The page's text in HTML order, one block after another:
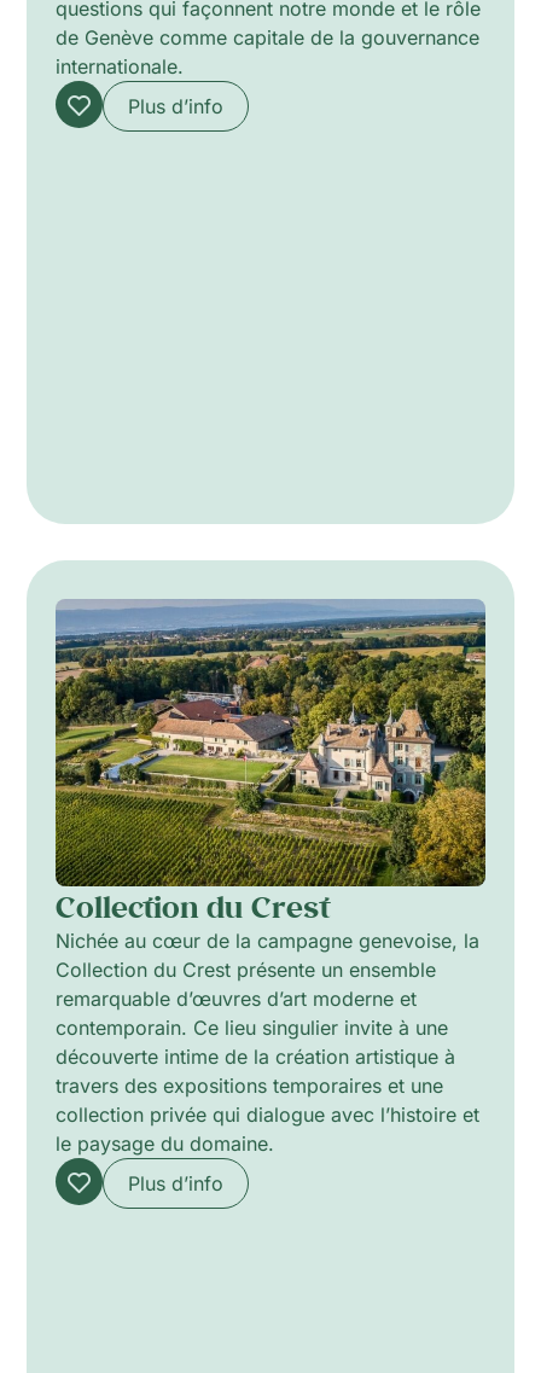
questions qui façonnent notre monde et le rôle
de Genève comme capitale de la gouvernance
internationale.
Plus d’info
Collection du Crest
Nichée au cœur de la campagne genevoise, la
Collection du Crest présente un ensemble
remarquable d’œuvres d’art moderne et
contemporain. Ce lieu singulier invite à une
découverte intime de la création artistique à
travers des expositions temporaires et une
collection privée qui dialogue avec l’histoire et
le paysage du domaine.
Plus d’info